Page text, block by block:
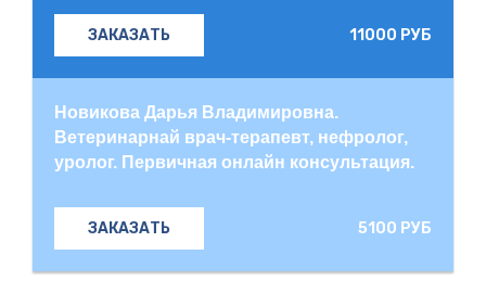
ЗАКАЗАТЬ 11000 РУБ
Новикова Дарья Владимировна.
Ветеринарнай врач-терапевт, нефролог,
уролог. Первичная онлайн консультация.
ЗАКАЗАТЬ 5100 РУБ